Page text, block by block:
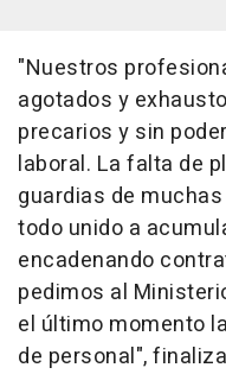
"Nuestros
agotados y
precarios y sin
laboral. La falta de
guardias de
todo unido a
encadenando
pedimos al
el último momento
de personal",